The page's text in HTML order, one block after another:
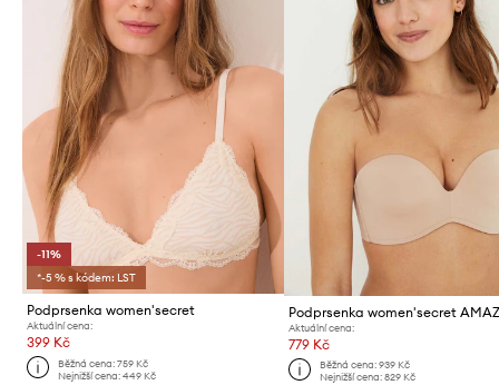
-11%
*-5 % s kódem: LST
Podprsenka women'secret
Aktuální cena:
399 Kč
Běžná cena:759 Kč
Nejnižší cena:449 Kč
Podprsenka women'secret
Aktuální cena:
779 Kč
Běžná cena: 939 Kč
Nejnižší cena: 829 Kč